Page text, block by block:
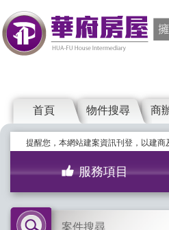
首頁 物件搜尋 商
提醒您，本網站建案資訊刊登，以建
服務項目
案件搜尋